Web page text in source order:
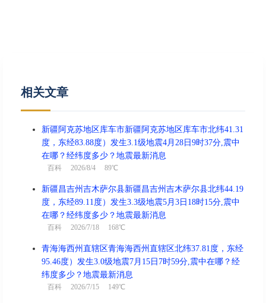
相关文章
新疆阿克苏地区库车市新疆阿克苏地区库车市北纬41.31
度，东经83.88度）发生3.1级地震4月28日9时37分,震中
在哪？经纬度多少？地震最新消息
百科 2026/8/4 89℃
新疆昌吉州吉木萨尔县新疆昌吉州吉木萨尔县北纬44.19
度，东经89.11度）发生3.3级地震5月3日18时15分,震中
在哪？经纬度多少？地震最新消息
百科 2026/7/18 168℃
青海海西州直辖区青海海西州直辖区北纬37.81度，东经
95.46度）发生3.0级地震7月15日7时59分,震中在哪？经
纬度多少？地震最新消息
百科 2026/7/15 149℃